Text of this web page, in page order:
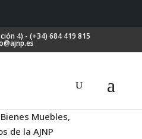
4) - (+34) 684 419 815